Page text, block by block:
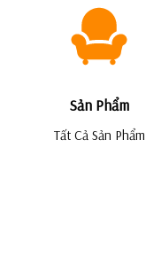
Sản Phẩm
Tất Cả Sản Phẩm